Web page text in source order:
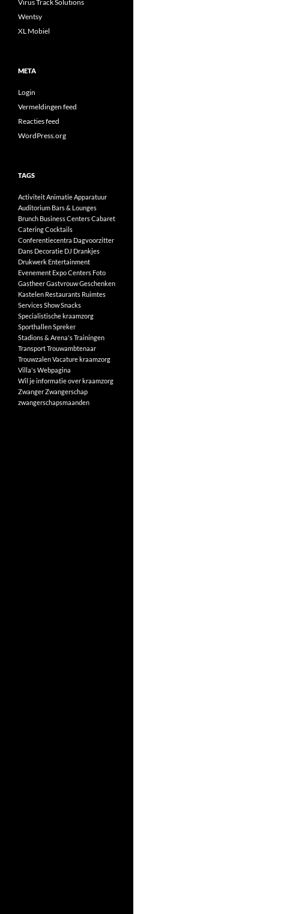
Virus Track Solutions
Wentsy
XL Mobiel
META
Login
Vermeldingen feed
Reacties feed
WordPress.org
TAGS
ActiviteitAnimatieApparatuur
Auditorium Bars & Lounges
Brunch Business CentersCabaret
CateringCocktails
Conferentiecentra Dagvoorzitter
Dans Decoratie DJ Drankjes
Drukwerk Entertainment
Evenement Expo Centers Foto
GastheerGastvrouwGeschenken
Kastelen Restaurants Ruimtes
ServicesShowSnacks
Specialistische kraamzorg
SporthallenSpreker
Stadions & Arena'sTrainingen
TransportTrouwambtenaar
TrouwzalenVacature kraamzorg
Villa'sWebpagina
Wil je informatie over kraamzorg
ZwangerZwangerschap
zwangerschapsmaanden